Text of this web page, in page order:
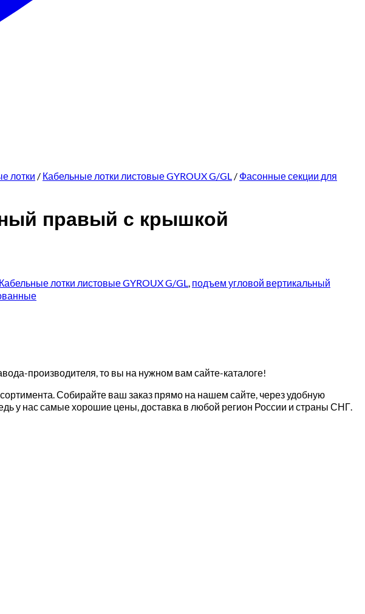
лотки / Кабельные лотки листовые GYROUX G/GL / Фасонные секции для
правый с крышкой
Кабельные лотки листовые GYROUX G/GL, подъем угловой вертикальный
производителя, то вы на нужном вам сайте-каталоге!
Собирайте ваш заказ прямо на нашем сайте, через удобную
у нас самые хорошие цены, доставка в любой регион России и страны СНГ.